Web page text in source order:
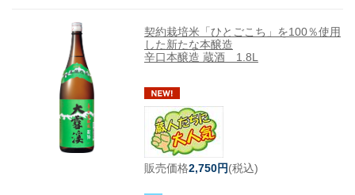
契約栽培米「ひとごこち」を100％使用
した新たな本醸造
辛口本醸造 蔵酒 1.8L
販売価格2,750円(税込)